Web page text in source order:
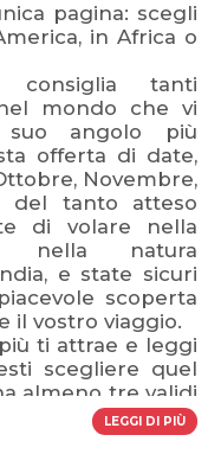
pagina: scegli
in Africa o
tanti
mondo che vi
suo angolo più
offerta di date,
Novembre,
del tanto atteso
di volare nella
nella natura
e state sicuri
scoperta
il vostro viaggio.
ti attrae e leggi
scegliere quel
almeno tre validi
fai un salto
di Viaggio”: ti
LEGGI DI PIÙ